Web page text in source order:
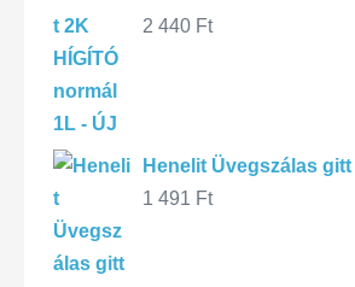
2 440 Ft
Henelit Üvegszálas gitt
1 491 Ft